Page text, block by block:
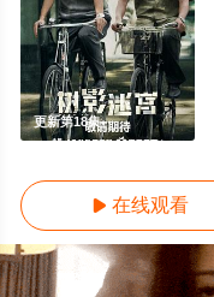
更新第18集
 在线观看